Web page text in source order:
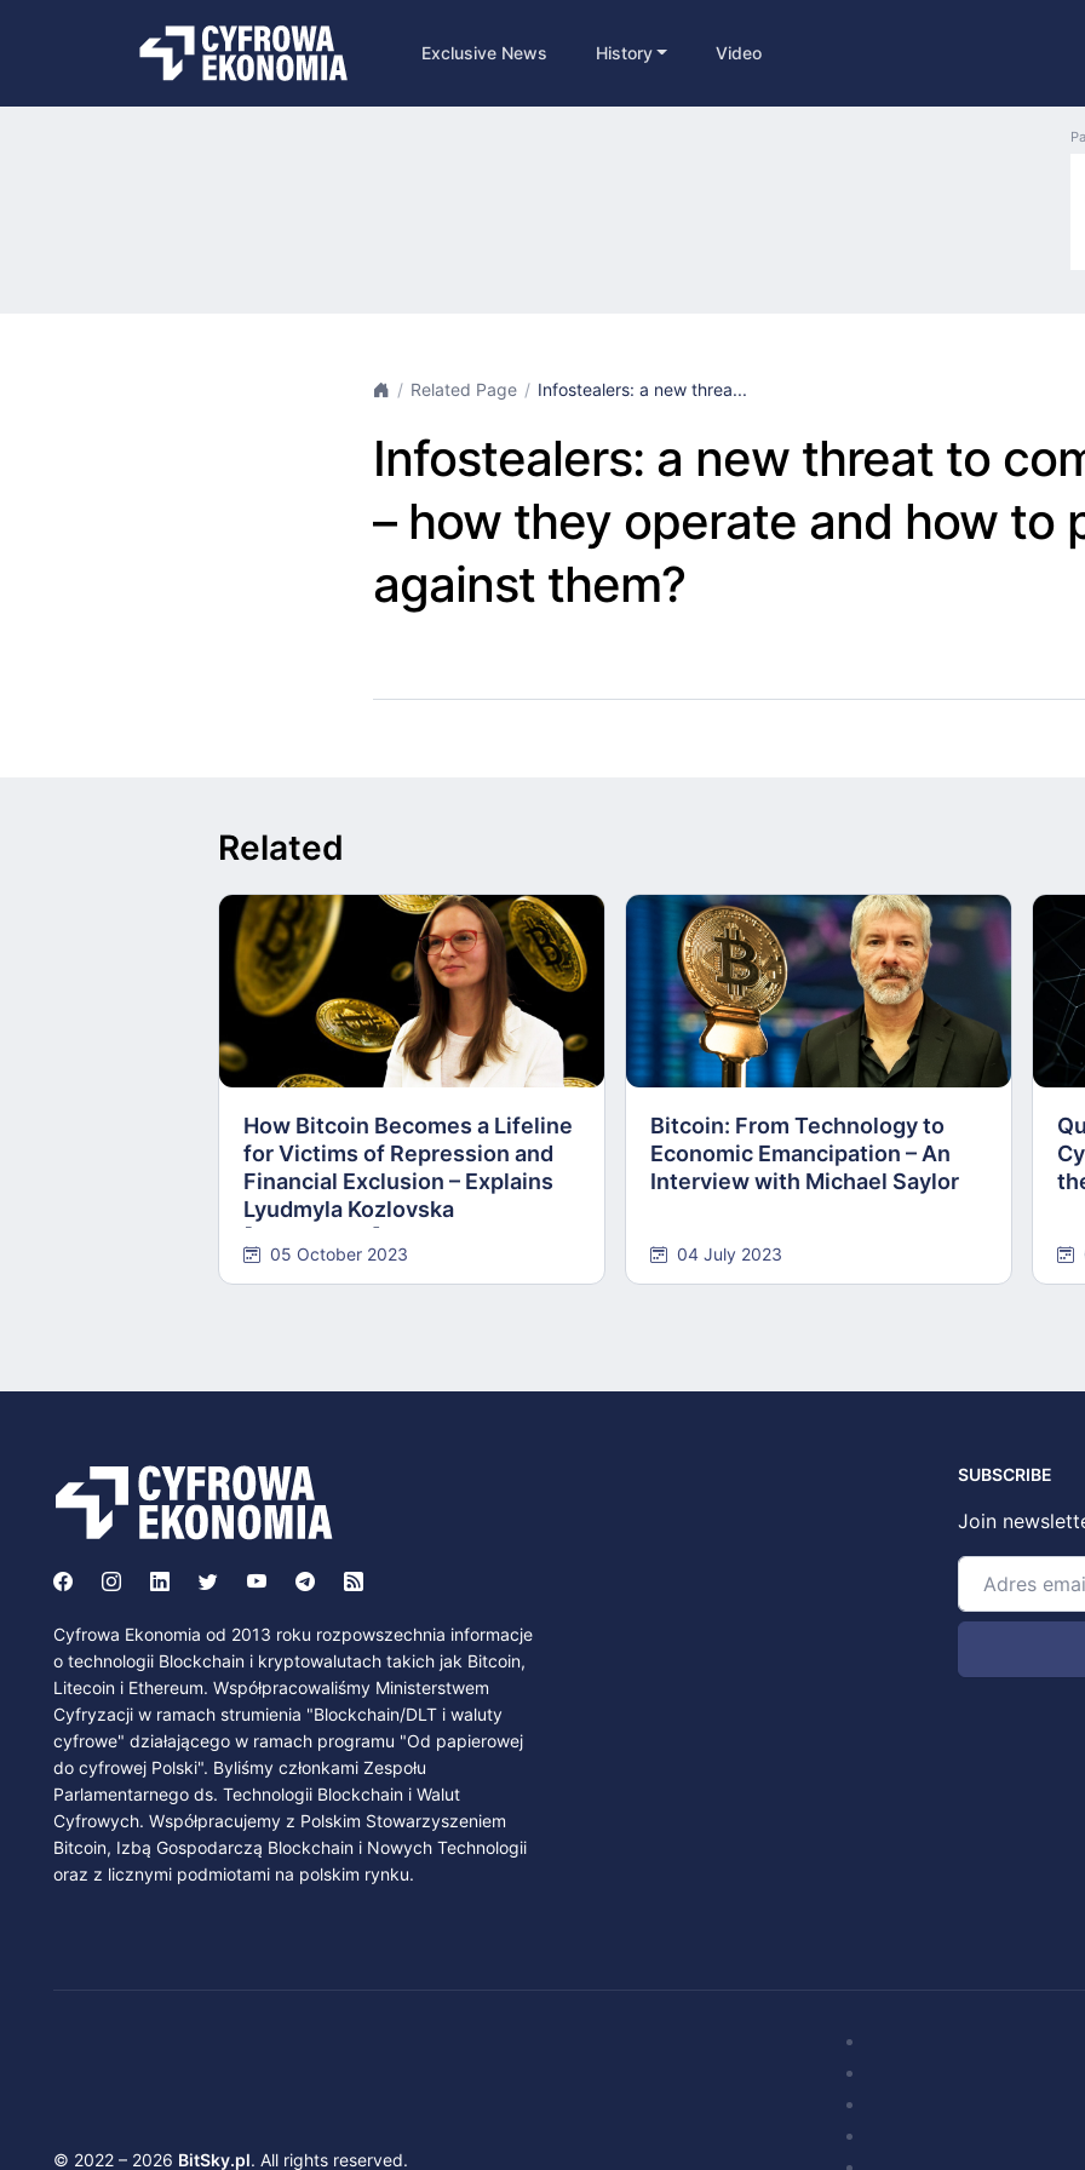
Exclusive News History Video
Related Page Infostealers: a new threa...
Infostealers: a new threat to
– how they operate and how to
against them?
Related
How Bitcoin Becomes a Lifeline
for Victims of Repression and
Financial Exclusion – Explains
Lyudmyla Kozlovska
05 October 2023
Bitcoin: From Technology to
Economic Emancipation – An
Interview with Michael Saylor
04 July 2023
Cyfrowa Ekonomia od 2013 roku rozpowszechnia informacje
o technologii Blockchain i kryptowalutach takich jak Bitcoin,
Litecoin i Ethereum. Współpracowaliśmy Ministerstwem
Cyfryzacji w ramach strumienia "Blockchain/DLT i waluty
cyfrowe" działającego w ramach programu "Od papierowej
do cyfrowej Polski". Byliśmy członkami Zespołu
Parlamentarnego ds. Technologii Blockchain i Walut
Cyfrowych. Współpracujemy z Polskim Stowarzyszeniem
Bitcoin, Izbą Gospodarczą Blockchain i Nowych Technologii
oraz z licznymi podmiotami na polskim rynku.
SUBSCRIBE
Join
© 2022 – 2026 BitSky.pl. All rights reserved.